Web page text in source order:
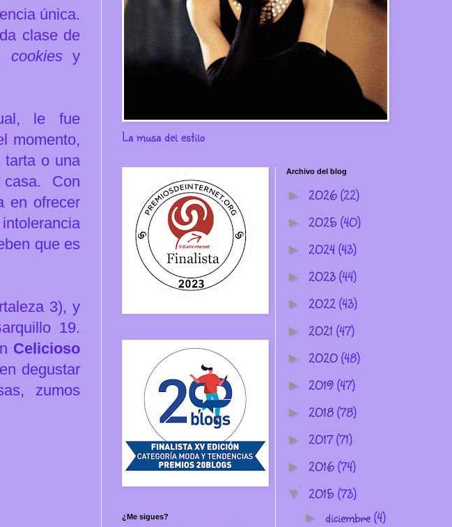
única.
clase de
cookiesy
le fue
momento,
tarta o una
casa. Con
en ofrecer
que es
3), y
19.
Celicioso
degustar
zumos
La musa del estilo
¿Me sigues?
Archivo del blog
► 2026(22)
► 2025(40)
► 2024(43)
► 2023(44)
► 2022(43)
► 2021 (47)
► 2020(48)
► 2019(47)
► 2018(78)
► 2017(71)
► 2016(74)
▼ 2015(73)
► diciembre(4)